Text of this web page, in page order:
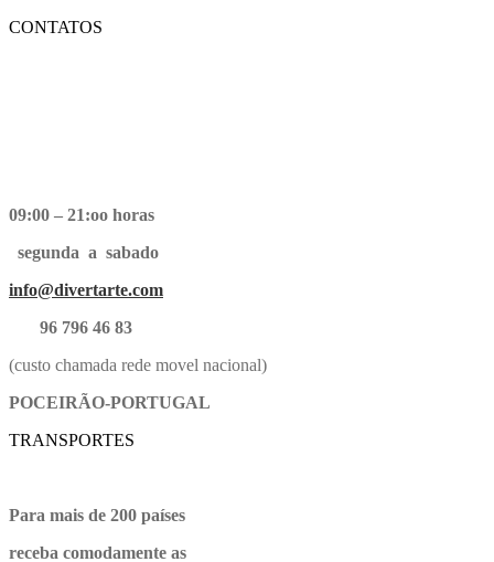
CONTATOS
09:00 – 21:oo horas
segunda a sabado
info@divertarte.com
96 796 46 83
(custo chamada rede movel nacional)
POCEIRÃO-PORTUGAL
TRANSPORTES
Para mais de 200 países
receba comodamente as